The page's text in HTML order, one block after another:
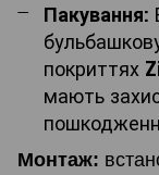
Пакування:
покриттях
мають
Монтаж: